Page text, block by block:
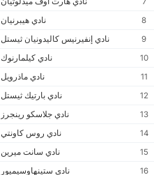
8
نادي هيبرنيان
9
نادي إنفيرنيس كاليدونيان ثيستل
10
نادي كيلمارنوك
11
نادي ماذرويل
12
نادي بارتيك ثيستل
13
نادي جلاسكو رينجرز
14
نادي روس كاونتي
15
نادي سانت ميرين
16
نادي ستينهاوسيميور